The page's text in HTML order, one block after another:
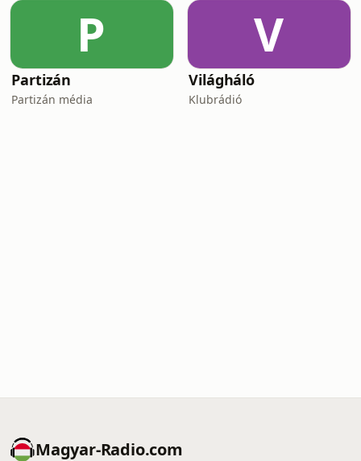
P
Partizán
Partizán média
V
Világháló
Klubrádió
Magyar-Radio.com